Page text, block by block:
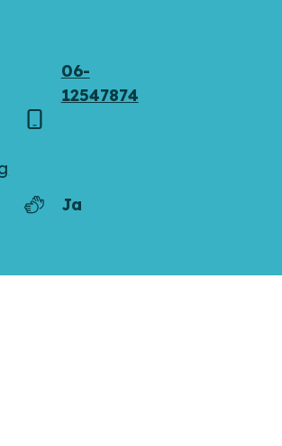
Telefoon
06-
12547874
Dagbesteding
Ja